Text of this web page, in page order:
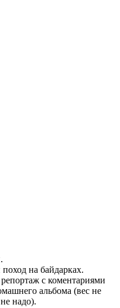
на байдарках.
с коментариями
альбома (вес не
надо).